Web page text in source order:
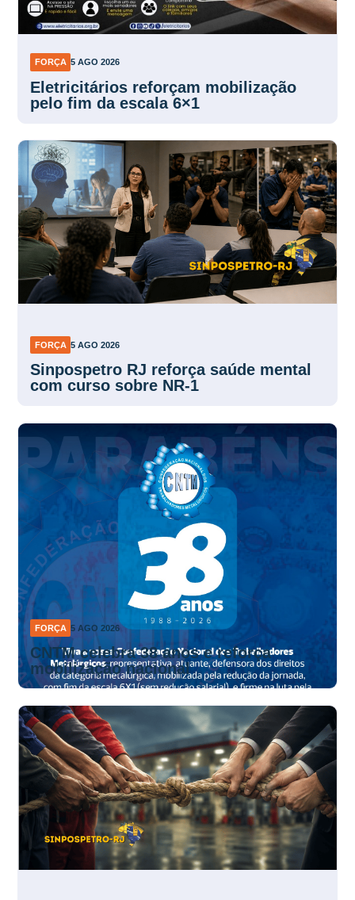
FORÇA 5 AGO 2026
Eletricitários reforçam mobilização
pelo fim da escala 6×1
FORÇA 5 AGO 2026
Sinpospetro RJ reforça saúde mental
com curso sobre NR-1
FORÇA 5 AGO 2026
CNTM celebra 38 anos e reforça
mobilização nacional